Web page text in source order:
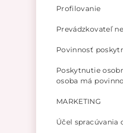
Profilovanie
Prevádzkovateľ
Povinnosť
Poskytnutie
osoba má
MARKETING
Účel spracúvania